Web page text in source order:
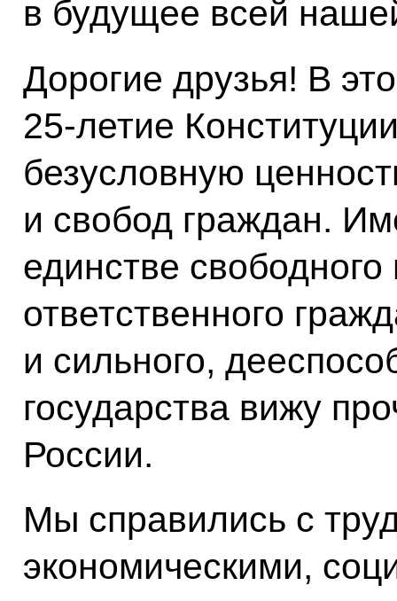
в будущее всей
Дорогие друзья! В
25-летие
безусловную
и свобод граждан.
единстве
ответственного
и сильного,
государства вижу
России.
Мы справились с
экономическими,